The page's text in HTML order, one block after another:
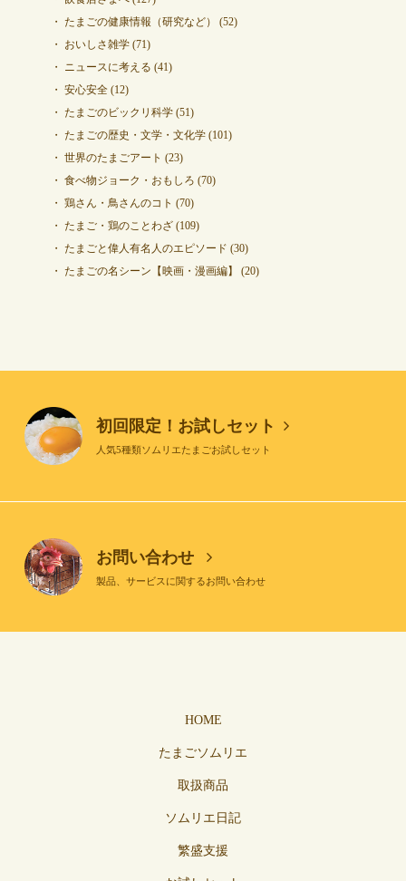
たまごの健康情報（研究など）
(52)
おいしさ雑学(71)
ニュースに考える (41)
安心安全(12)
たまごのビックリ科学(51)
たまごの歴史・文学・文化学(101)
世界のたまごアート (23)
食べ物ジョーク・おもしろ (70)
鶏さん・鳥さんのコト (70)
たまご・鶏のことわざ(109)
たまごと偉人有名人のエピソード (30)
たまごの名シーン【映画・漫画編】
(20)
初回限定！お試しセット
人気5種類ソムリエたまごお試しセット
お問い合わせ
製品、サービスに関するお問い合わせ
HOME
たまごソムリエ
取扱商品
ソムリエ日記
繁盛支援